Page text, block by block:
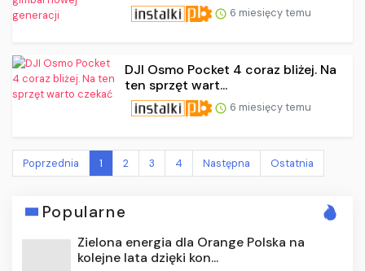
6 miesięcy temu
DJI Osmo Pocket 4 coraz bliżej. Na
ten sprzęt wart...
6 miesięcy temu
Poprzednia 1 2 3 4 Następna Ostatnia
Popularne
Zielona energia dla Orange Polska na
kolejne lata dzięki kon...